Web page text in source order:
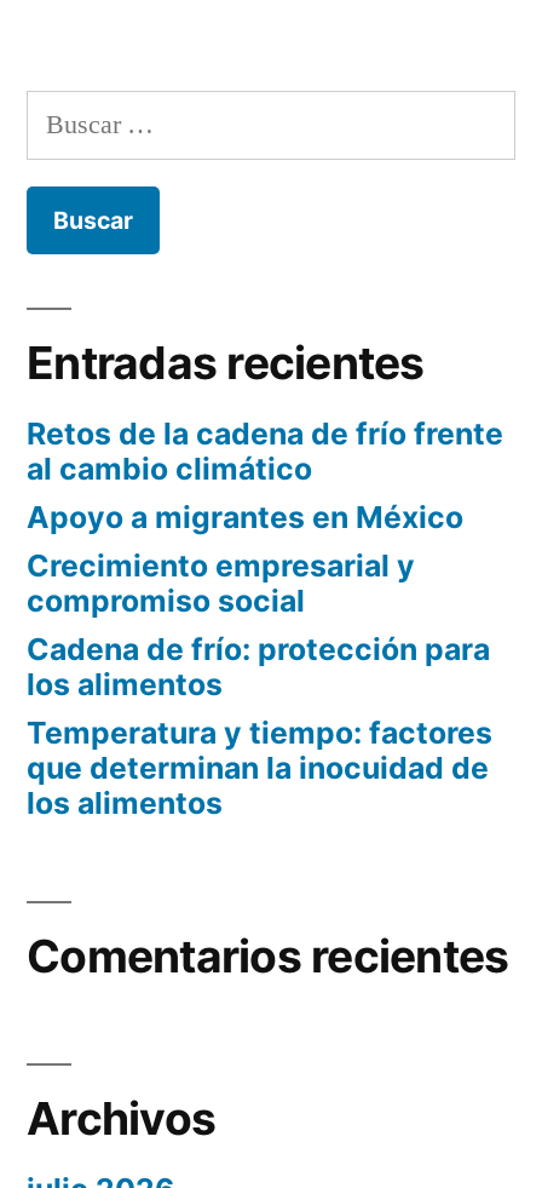
Buscar:
Entradas recientes
Retos de la cadena de frío frente
al cambio climático
Apoyo a migrantes en México
Crecimiento empresarial y
compromiso social
Cadena de frío: protección para
los alimentos
Temperatura y tiempo: factores
que determinan la inocuidad de
los alimentos
Comentarios recientes
Archivos